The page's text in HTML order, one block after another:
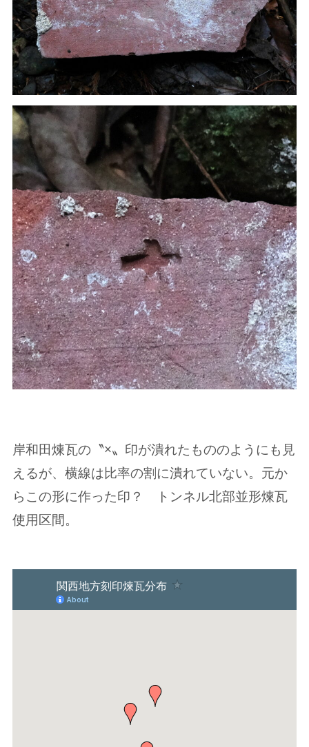
岸和田煉瓦の〝×〟印が潰れたもののようにも見
えるが、横線は比率の割に潰れていない。元か
らこの形に作った印？ トンネル北部並形煉瓦
使用区間。